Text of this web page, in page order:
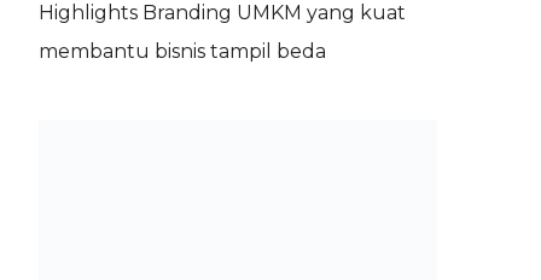
Highlights Branding UMKM yang kuat
membantu bisnis tampil beda